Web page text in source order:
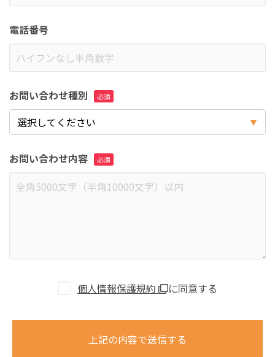
電話番号
お問い合わせ種別
お問い合わせ内容
個人情報保護規約 に同意する
上記の内容で送信する